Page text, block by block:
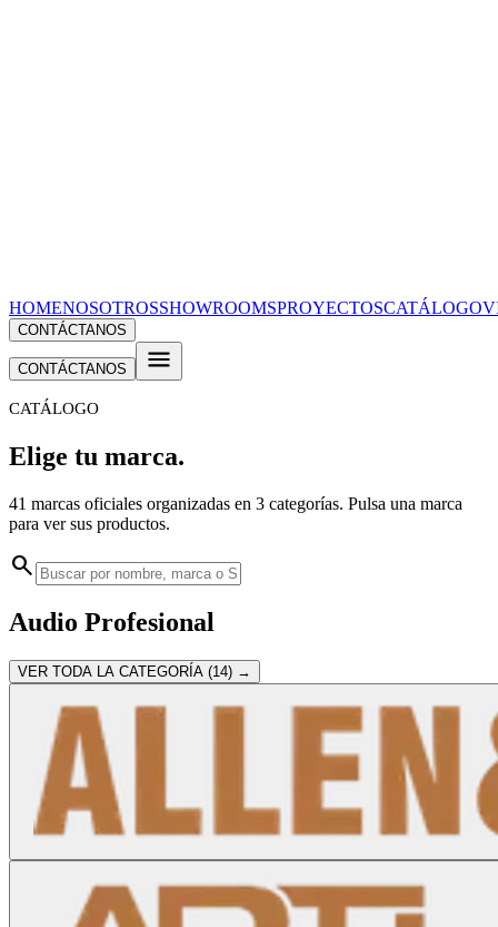
HOMENOSOTROSSHOWROOMSPROYECTOSCATÁLOGO
CONTÁCTANOS
CONTÁCTANOS
CATÁLOGO
Elige tu marca.
41 marcas oficiales organizadas en 3 categorías. Pulsa una marca
para ver sus productos.
search
Audio Profesional
VER TODA LA CATEGORÍA (14) →